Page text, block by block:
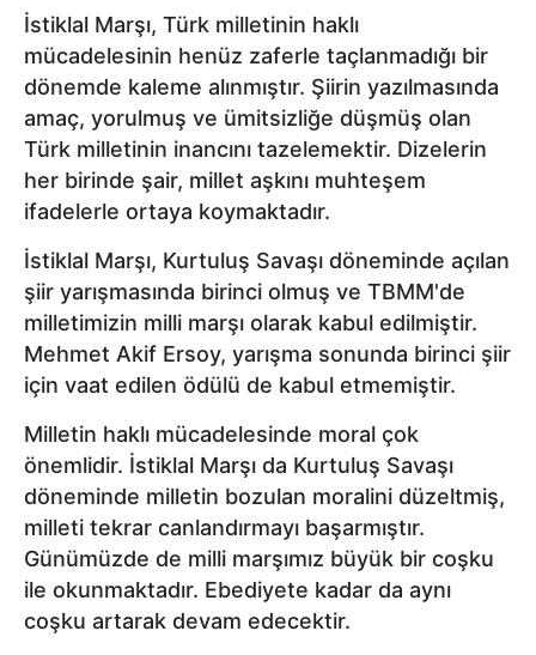
İstiklal Marşı, Türk milletinin haklı
mücadelesinin henüz zaferle taçlanmadığı bir
dönemde kaleme alınmıştır. Şiirin yazılmasında
amaç, yorulmuş ve ümitsizliğe düşmüş olan
Türk milletinin inancını tazelemektir. Dizelerin
her birinde şair, millet aşkını muhteşem
ifadelerle ortaya koymaktadır.
İstiklal Marşı, Kurtuluş Savaşı döneminde açılan
şiir yarışmasında birinci olmuş ve TBMM'de
milletimizin milli marşı olarak kabul edilmiştir.
Mehmet Akif Ersoy, yarışma sonunda birinci şiir
için vaat edilen ödülü de kabul etmemiştir.
Milletin haklı mücadelesinde moral çok
önemlidir. İstiklal Marşı da Kurtuluş Savaşı
döneminde milletin bozulan moralini düzeltmiş,
milleti tekrar canlandırmayı başarmıştır.
Günümüzde de milli marşımız büyük bir coşku
ile okunmaktadır. Ebediyete kadar da aynı
coşku artarak devam edecektir.